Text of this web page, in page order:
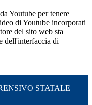
Youtube per tenere
di Youtube incorporati
del sito web sta
dell'interfaccia di
STATALE